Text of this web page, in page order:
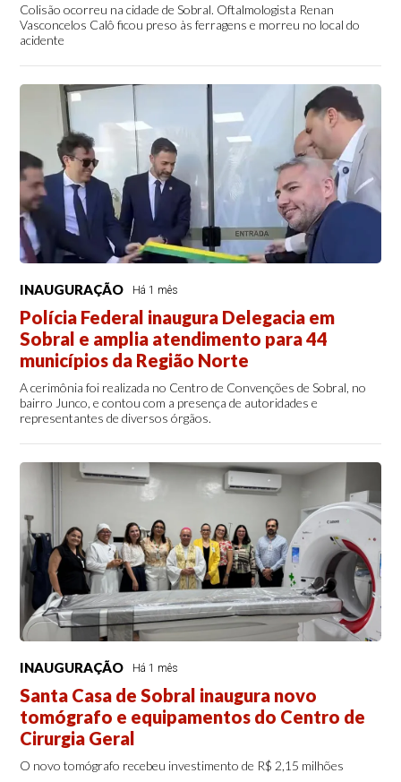
Colisão ocorreu na cidade de Sobral. Oftalmologista Renan
Vasconcelos Calô ficou preso às ferragens e morreu no local do
acidente
INAUGURAÇÃO Há 1 mês
Polícia Federal inaugura Delegacia em
Sobral e amplia atendimento para 44
municípios da Região Norte
A cerimônia foi realizada no Centro de Convenções de Sobral, no
bairro Junco, e contou com a presença de autoridades e
representantes de diversos órgãos.
INAUGURAÇÃO Há 1 mês
Santa Casa de Sobral inaugura novo
tomógrafo e equipamentos do Centro de
Cirurgia Geral
O novo tomógrafo recebeu investimento de R$ 2,15 milhões